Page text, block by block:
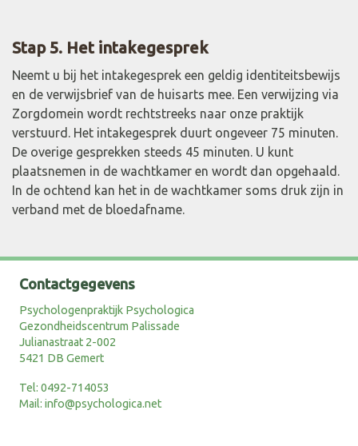
Stap 5. Het intakegesprek
Neemt u bij het intakegesprek een geldig identiteitsbewijs
en de verwijsbrief van de huisarts mee. Een verwijzing via
Zorgdomein wordt rechtstreeks naar onze praktijk
verstuurd. Het intakegesprek duurt ongeveer 75 minuten.
De overige gesprekken steeds 45 minuten. U kunt
plaatsnemen in de wachtkamer en wordt dan opgehaald.
In de ochtend kan het in de wachtkamer soms druk zijn in
verband met de bloedafname.
Contactgegevens
Psychologenpraktijk Psychologica
Gezondheidscentrum Palissade
Julianastraat 2-002
5421 DB Gemert
Tel: 0492-714053
Mail: info@psychologica.net